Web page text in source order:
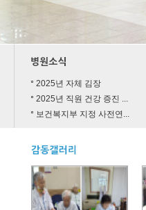
2025년 자체 김장
2025년 직원 건강 증진 ...
보건복지부 지정 사전연...